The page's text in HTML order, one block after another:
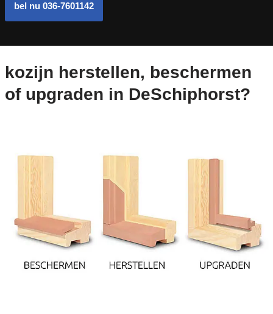
bel nu 036-7601142
kozijn herstellen, beschermen
of upgraden in DeSchiphorst?